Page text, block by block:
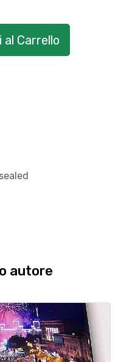
al Carrello
autore